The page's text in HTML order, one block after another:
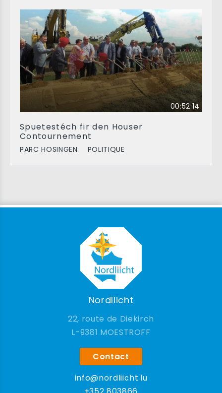
00:52:14
Spuetestéch fir den Houser
Contournement
PARC HOSINGEN POLITIQUE
Nordliicht
22, route de Diekirch
9381 MOESTROFF
Contact
info@nordliicht.lu